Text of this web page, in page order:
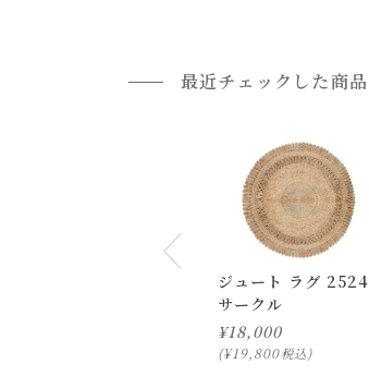
返品・交換について
最近チェックした商品
ジュート ラグ 2524
サークル
¥18,000
¥19,800税込